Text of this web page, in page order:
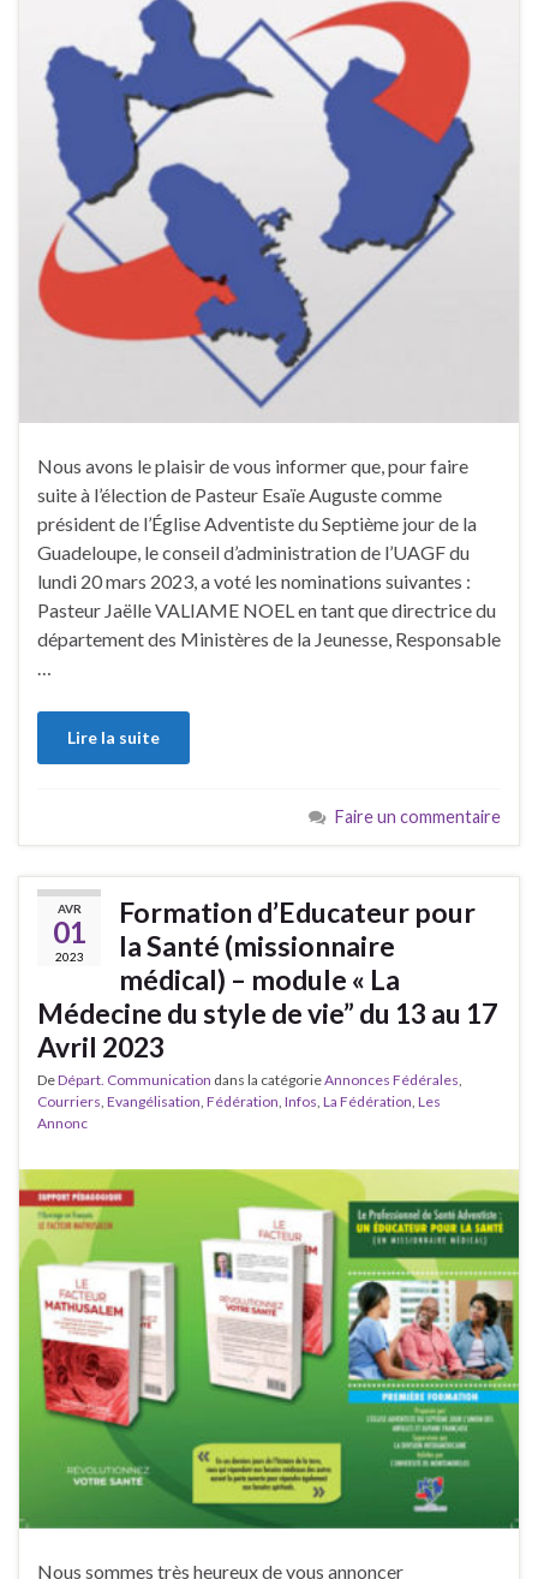
Nous avons le plaisir de vous informer que, pour faire
suite à l’élection de Pasteur Esaïe Auguste comme
président de l’Église Adventiste du Septième jour de la
Guadeloupe, le conseil d’administration de l’UAGF du
lundi 20 mars 2023, a voté les nominations suivantes :
Pasteur Jaëlle VALIAME NOEL en tant que directrice du
département des Ministères de la Jeunesse, Responsable
Lire la suite
Faire un commentaire
AVR
01
2023
Formation d’Educateur pour
la Santé (missionnaire
médical) – module « La
Médecine du style de vie” du 13 au 17
Avril 2023
DeDépart. Communication dans la catégorieAnnonces Fédérales
Courriers Evangélisation Fédération Infos La Fédération Les
Annonc
Nous sommes très heureux de vous annoncer